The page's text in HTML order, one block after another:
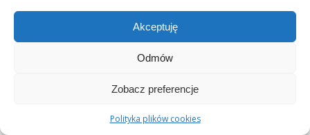
Akceptuję
Odmów
Zobacz preferencje
Polityka plików cookies
WellU jako nowy wybór dojrzałego
lidera
Daria Dudzik. Kocham Cię